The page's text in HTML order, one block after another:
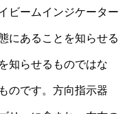
ビームインジケーター
にあることを知らせる
知らせるものではな
のです。方向指示器